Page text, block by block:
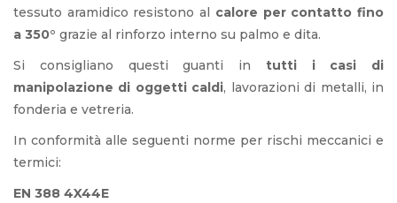
tessuto aramidico resistono al calore per contatto fino
a 350° grazie al rinforzo interno su palmo e dita.
Si consigliano questi guanti in tutti i casi di
manipolazione di oggetti caldi, lavorazioni di metalli, in
fonderia e vetreria.
In conformità alle seguenti norme per rischi meccanici e
termici:
EN 388 4X44E